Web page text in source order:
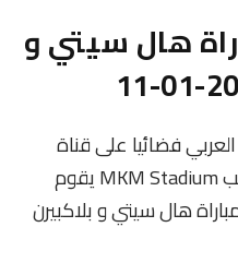
هال سيتي و
فضائيا على قناة
ويتم إستضافة المباراه في ملعب MKM Stadium يقوم
هال سيتي و بلاكبيرن